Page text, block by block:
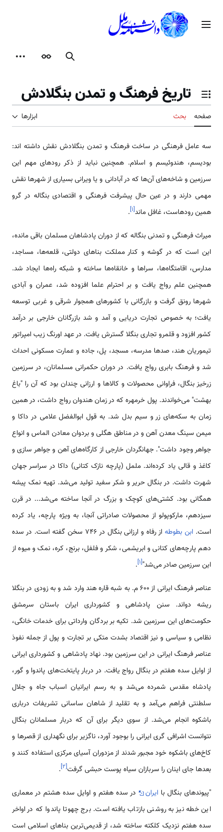
محتوامنوی اصلی
جستجوظاهر
تغییر وضعیت فهرست محتویات
تاریخ فرهنگ و تمدن بنگلادش
صفحه بحث ابزارها
سه عامل فرهنگی در ساخت فرهنگ و تمدن بنگلادش نقش داشته اند:
بودیسم، هندوئیسم و اسلام. همچنین نباید از ذکر رودهای مهم این
سرزمین و شاخه‌های آن‌ها که در آبادانی و یا ویرانی بسیاری از شهرها نقش
مهمی‌ دارند و در عین حال پیشرفت فرهنگی و اقتصادی بنگاله در گرو
همین رودهاست، غافل ماند[۱]
.
میراث فرهنگی و تمدنی بنگاله که از دوران پادشاهان مسلمان باقی مانده،
این است که در گوشه و کنار مملکت بناهای دولتی، قلعه‌ها، مساجد،
مدارس، اقامتگاه‌ها، سراها و خانقاه‌ها ساخته و شبکه راه‌ها ایجاد شد.
همچنین علم رواج یافت و بر احترام علما افزوده شد، عمران و آبادی
شهر‌ها رونق گرفت و بازرگانی با کشورهای همجوار شرقی و غربی توسعه
یافت؛ به خصوص تجارت دریایی و آمد و شد بازرگانان خارجی بر درآمد
کشور افزود و قلمرو تجاری بنگلا گسترش یافت. در عهد اورنگ زیب امپراتور
تیموریان هند، صدها مدرسه، مسجد، پل، جاده و عمارت مسکونی احداث
شد و فرهنگ بابری رواج یافت. در دوران حکمرانی مسلمانان، در سرزمین
زرخیز بنگال، فراوانی محصولات و کالاها و ارزانی چندان بود که آن را "باغ
بهشت" می‌خواندند. پول خرمهره که در زمان هندوان رواج داشت، در همین
زمان به سکه‌های زر و سیم بدل شد. به قول ابوالفضل علامی‌ در داکا و
میمن سینگ معدن آهن و در مناطق هگلی و بردوان معادن الماس و انواع
جواهر وجود داشت". جهانگردان خارجی از کارگاه‌های آهن و جواهر سازی و
کاغذ و قالی یاد کرده‌اند. ململ (پارچه نازک کتانی) داکا در سراسر جهان
شهرت داشت. در بنگال حریر و شکر سفید تولید می‌شد. تهیه نمک پیشه
همگانی بود. کشتی‌های کوچک و بزرگ در آنجا ساخته می‌شد... در قرن
سیزدهم، مارکوپولو از محصولات صادراتی آنجا، به ویژه پارچه، یاد کرده
است. ابن بطوطه
از رفاه و ارزانی بنگال در 746 سخن گفته است. در سده
دهم پارچه‌های کتانی و ابریشمی، شکر و فلفل، برنج، کره، نمک و میوه از
این سرزمین صادر می‌شد"[۱]
.
عناصر فرهنگ ایرانی از 600 م. به شبه قاره هند وارد شد و به زودی در بنگلا
ریشه دواند. سنن پادشاهی و کشورداری ایران باستان سرمشق
حکومت‌های این سرزمین شد. تکیه بر بردگان وارداتی برای خدمات خانگی،
نظامی‌ و سیاسی و نیز اقتصاد بشدت متکی بر تجارت و پول از جمله نفوذ
عناصر فرهنگ ایرانی در این سرزمین بود. نهاد پادشاهی و کشورداری ایرانی
از اوایل سده هفتم در بنگال رواج یافت. در دربار پایتخت‌های پاندوا و گور،
پادشاه مقدس شمرده می‌شد و به رسم ایرانیان اسباب جاه و جلال
سلطنتی فراهم می‌آمد و به تقلید از شاهان ساسانی تشریفات درباری
باشکوه انجام می‌شد. از سوی دیگر برای آن که دربار مسلمانان بنگال
نتوانست اشرافی گری ایرانی را بوجود آورد، ناگزیر برای نگهداری از قصرها و
کاخ‌های باشکوه خود مجبور شدند از مزدوران آسیای مرکزی استفاده کنند و
بعدها جای اینان را سربازان سیاه پوست حبشی گرفت[۲]
.
"پیوندهای بنگال با ایران
در سده هفتم و اوایل سده هشتم در معماری
این خطه نیز به روشنی بازتاب یافته است. برج چهوتا پاندوا که در اواخر
سده هفتم نزدیک کلکته ساخته شد، از قدیمی‌ترین بناهای اسلامی‌ است